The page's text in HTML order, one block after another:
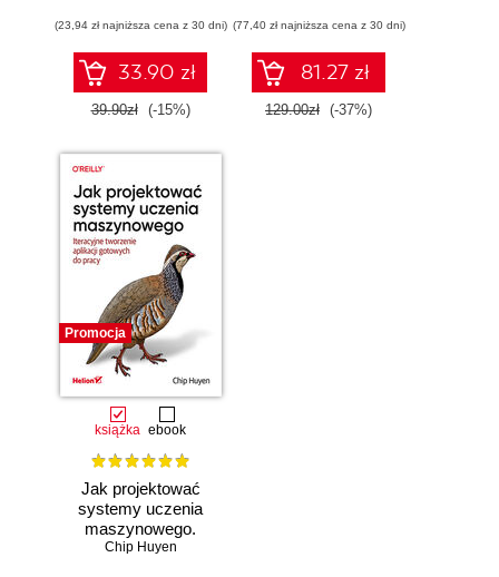
(23,94 zł najniższa cena z 30 dni)
33.90 zł
39.90zł (-15%)
produktywność
(77,40 zł najniższa cena z 30 dni)
81.27 zł
129.00zł (-37%)
Promocja
książka ebook
Jak projektować
systemy uczenia
maszynowego.
Iteracyjne
Chip Huyen